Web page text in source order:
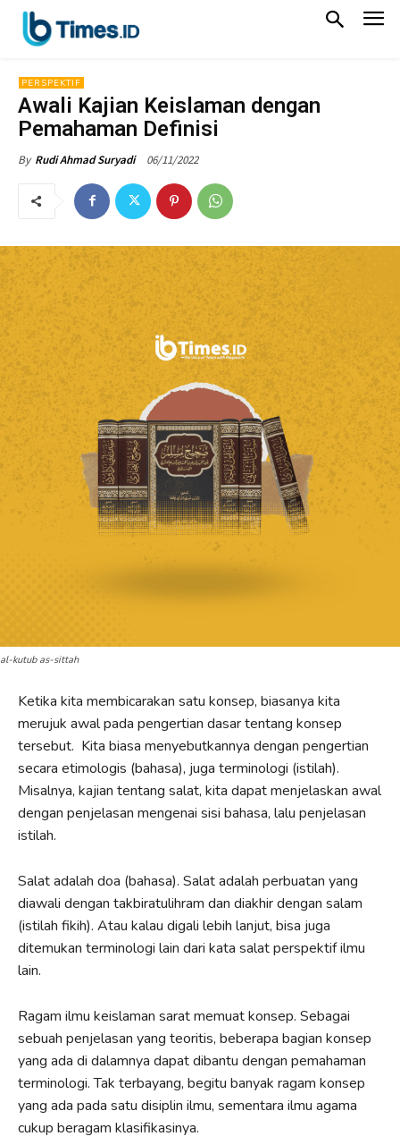
PERSPEKTIF
Awali Kajian Keislaman dengan
Pemahaman Definisi
By Rudi Ahmad Suryadi 06/11/2022
al-kutub as-sittah
Ketika kita membicarakan satu konsep, biasanya kita
merujuk awal pada pengertian dasar tentang konsep
tersebut. Kita biasa menyebutkannya dengan pengertian
secara etimologis (bahasa), juga terminologi (istilah).
Misalnya, kajian tentang salat, kita dapat menjelaskan awal
dengan penjelasan mengenai sisi bahasa, lalu penjelasan
istilah.
Salat adalah doa (bahasa). Salat adalah perbuatan yang
diawali dengan takbiratulihram dan diakhir dengan salam
(istilah fikih). Atau kalau digali lebih lanjut, bisa juga
ditemukan terminologi lain dari kata salat perspektif ilmu
lain.
Ragam ilmu keislaman sarat memuat konsep. Sebagai
sebuah penjelasan yang teoritis, beberapa bagian konsep
yang ada di dalamnya dapat dibantu dengan pemahaman
terminologi. Tak terbayang, begitu banyak ragam konsep
yang ada pada satu disiplin ilmu, sementara ilmu agama
cukup beragam klasifikasinya.